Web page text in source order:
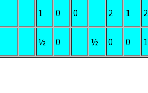
1 0 0 2 1 2
½ 0 ½ 0 0